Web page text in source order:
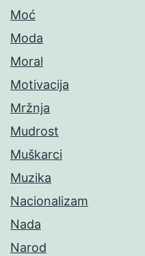
Moć
Moda
Moral
Motivacija
Mržnja
Mudrost
Muškarci
Muzika
Nacionalizam
Nada
Narod